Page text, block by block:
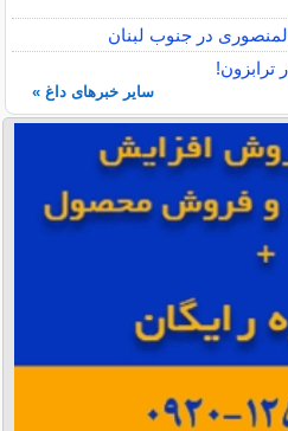
در جنوب لبنان
سایر خبرهای داغ »